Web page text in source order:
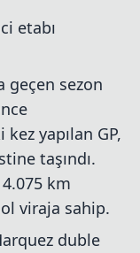
etabı
geçen sezon
yapılan GP,
taşındı.
km
viraja sahip.
duble